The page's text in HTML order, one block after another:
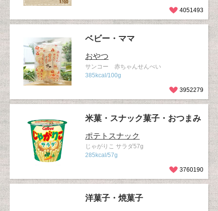
4051493
ベビー・ママ
おやつ
サンコー 赤ちゃんせんべい
385kcal/100g
3952279
米菓・スナック菓子・おつまみ
ポテトスナック
じゃがりこ サラダ57g
285kcal/57g
3760190
洋菓子・焼菓子